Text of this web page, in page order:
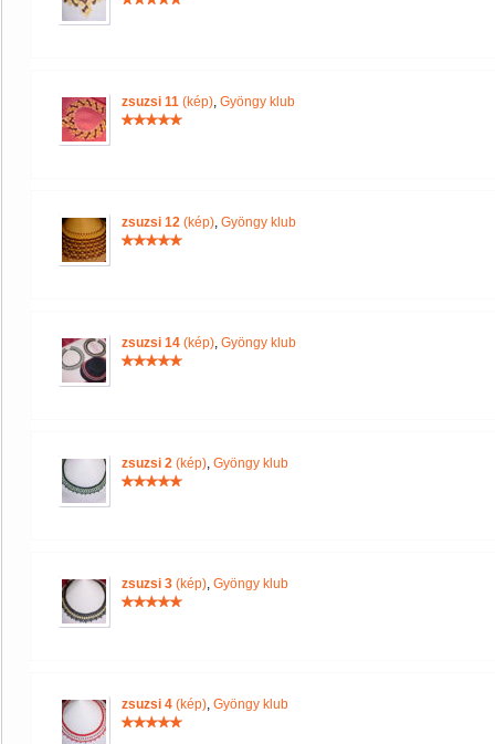
zsuzsi 11 (kép), Gyöngy klub
zsuzsi 12 (kép), Gyöngy klub
zsuzsi 14 (kép), Gyöngy klub
zsuzsi 2 (kép), Gyöngy klub
zsuzsi 3 (kép), Gyöngy klub
zsuzsi 4 (kép), Gyöngy klub